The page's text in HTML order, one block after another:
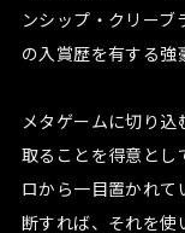
ンシップ・クリー
の入賞歴を有する強
メタゲームに切り
取ることを得意とし
ロから一目置かれて
断すれば、それを使